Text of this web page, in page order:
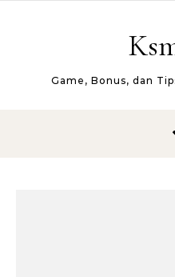
Game, Bonus, dan